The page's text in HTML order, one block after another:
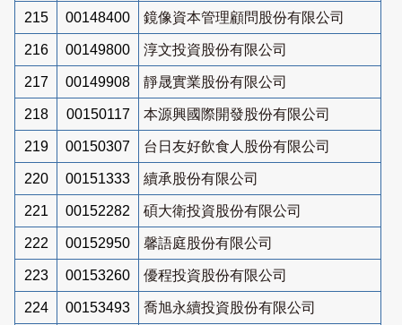
215 00148400 鏡像資本管理顧問股份有限公司
216 00149800 淳文投資股份有限公司
217 00149908 靜晟實業股份有限公司
218 00150117 本源興國際開發股份有限公司
219 00150307 台日友好飲食人股份有限公司
220 00151333 續承股份有限公司
221 00152282 碩大衛投資股份有限公司
222 00152950 馨語庭股份有限公司
223 00153260 優程投資股份有限公司
224 00153493 喬旭永續投資股份有限公司